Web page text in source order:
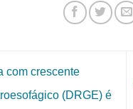
com crescente
(DRGE) é